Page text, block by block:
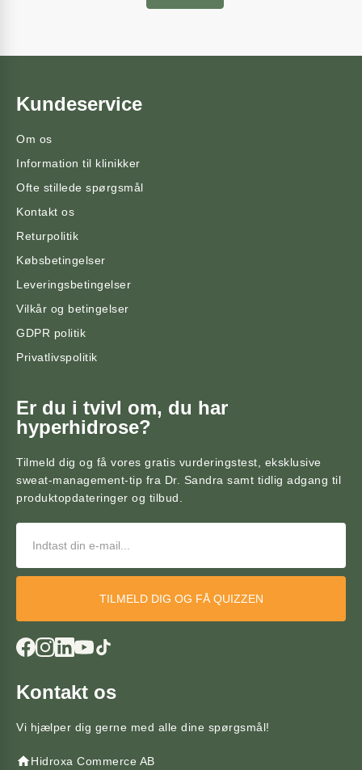
Kundeservice
Om os
Information til klinikker
Ofte stillede spørgsmål
Kontakt os
Returpolitik
Købsbetingelser
Leveringsbetingelser
Vilkår og betingelser
GDPR politik
Privatlivspolitik
Er du i tvivl om, du har
hyperhidrose?
Tilmeld dig og få vores gratis vurderingstest, eksklusive
sweat-management-tip fra Dr. Sandra samt tidlig adgang til
produktopdateringer og tilbud.
TILMELD DIG OG FÅ QUIZZEN
Kontakt os
Vi hjælper dig gerne med alle dine spørgsmål!
Hidroxa Commerce AB